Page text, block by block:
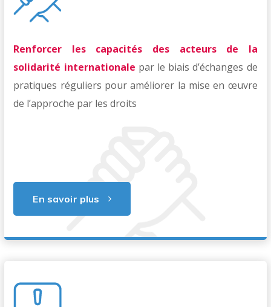
Renforcer les capacités
des acteurs de la
solidarité internationale par le biais d’échanges de
pratiques réguliers pour améliorer la mise en œuvre
de l’approche par les droits
En savoir plus